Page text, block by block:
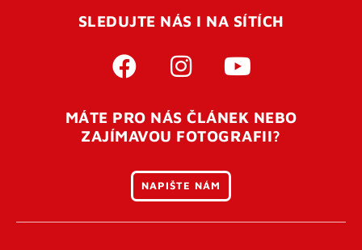
Pro úspěšné dokončení registrace je potřeba
vaší e-mailovouadresu. Po úspěšném odeslání
otevření tohoto odkazu se váš účet ověří a můžete se
přihlásit. Nezapomeňte zkontrolovat složku SPAM ve
SLEDUJTE NÁS I NA SÍTÍCH
MÁTE PRO NÁS ČLÁNEK NEBO
ZAJÍMAVOU FOTOGRAFII?
NAPIŠTE NÁM